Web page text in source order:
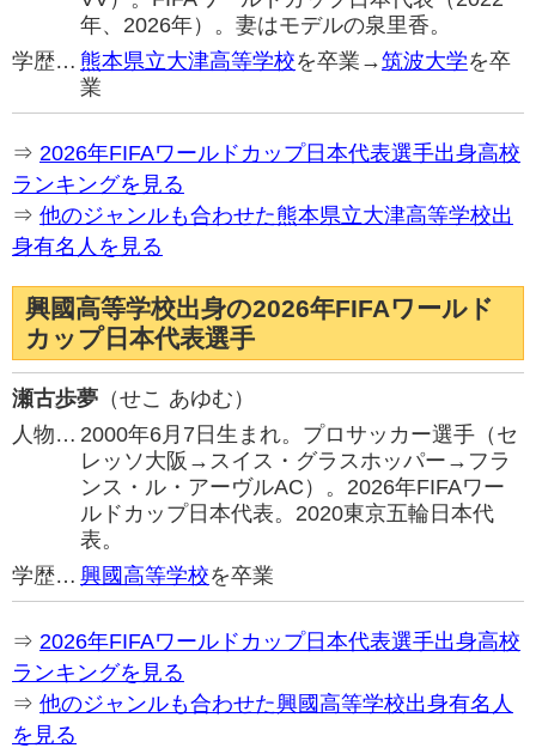
年、2026年）。妻はモデルの泉里香。
学歴… 熊本県立大津高等学校を卒業→筑波大学を卒
業
⇒ 2026年FIFAワールドカップ日本代表選手出身高校
ランキングを見る
⇒ 他のジャンルも合わせた熊本県立大津高等学校出
身有名人を見る
興國高等学校出身の2026年FIFAワールド
カップ日本代表選手
瀬古歩夢 （せこ あゆむ）
人物… 2000年6月7日生まれ。プロサッカー選手（セ
レッソ大阪→スイス・グラスホッパー→フラ
ンス・ル・アーヴルAC）。2026年FIFAワー
ルドカップ日本代表。2020東京五輪日本代
表。
学歴… 興國高等学校を卒業
⇒ 2026年FIFAワールドカップ日本代表選手出身高校
ランキングを見る
⇒ 他のジャンルも合わせた興國高等学校出身有名人
を見る